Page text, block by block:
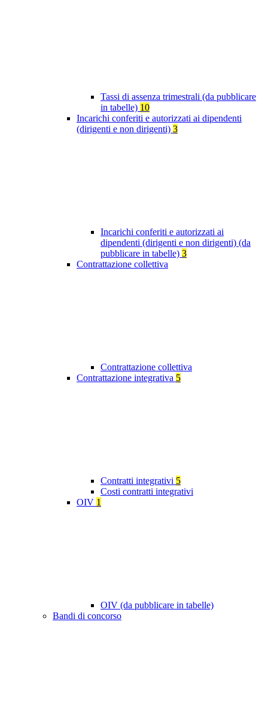
Tassi di assenza trimestrali (da pubblicare
in tabelle) 10
Incarichi conferiti e autorizzati ai dipendenti
(dirigenti e non dirigenti) 3
Incarichi conferiti e autorizzati ai
dipendenti (dirigenti e non dirigenti) (da
pubblicare in tabelle) 3
Contrattazione collettiva
Contrattazione collettiva
Contrattazione integrativa 5
Contratti integrativi 5
Costi contratti integrativi
OIV 1
OIV (da pubblicare in tabelle)
Bandi di concorso